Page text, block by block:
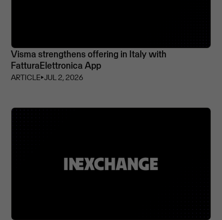
Visma strengthens offering in Italy with
FatturaElettronica App
ARTICLE⏵JUL 2, 2026